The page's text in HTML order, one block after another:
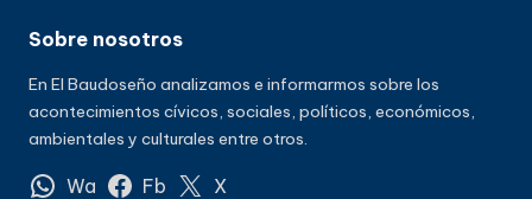
Sobre nosotros
En El Baudoseño analizamos e informarmos sobre los
acontecimientos cívicos, sociales, políticos, económicos,
ambientales y culturales entre otros.
Wa Fb X